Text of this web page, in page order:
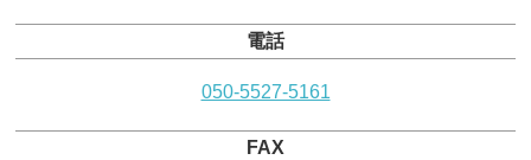
電話
050-5527-5161
FAX